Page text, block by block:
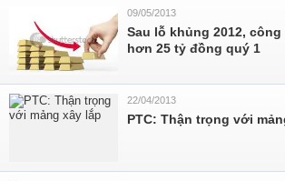
09/05/2013
Sau lỗ khủng 2012, công
hơn 25 tỷ đồng quý 1
22/04/2013
PTC: Thận trọng với